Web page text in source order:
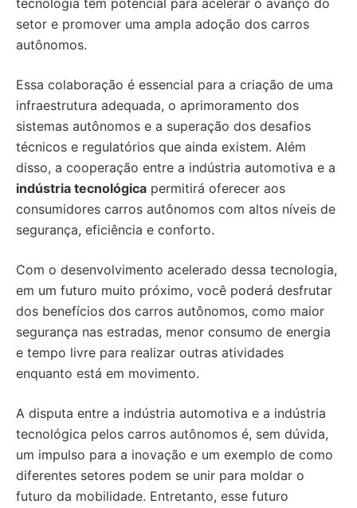
tecnologia têm potencial para acelerar o avanço do
setor e promover uma ampla adoção dos carros
autônomos.
Essa colaboração é essencial para a criação de uma
infraestrutura adequada, o aprimoramento dos
sistemas autônomos e a superação dos desafios
técnicos e regulatórios que ainda existem. Além
disso, a cooperação entre a indústria automotiva e a
indústria tecnológica permitirá oferecer aos
consumidores carros autônomos com altos níveis de
segurança, eficiência e conforto.
Com o desenvolvimento acelerado dessa tecnologia,
em um futuro muito próximo, você poderá desfrutar
dos benefícios dos carros autônomos, como maior
segurança nas estradas, menor consumo de energia
e tempo livre para realizar outras atividades
enquanto está em movimento.
A disputa entre a indústria automotiva e a indústria
tecnológica pelos carros autônomos é, sem dúvida,
um impulso para a inovação e um exemplo de como
diferentes setores podem se unir para moldar o
futuro da mobilidade. Entretanto, esse futuro